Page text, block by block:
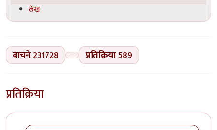
लेख
वाचने 231728 प्रतिक्रिया589
प्रतिक्रिया